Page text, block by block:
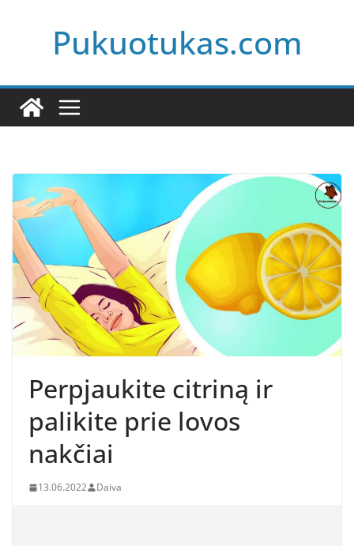
Pukuotukas.com
Perpjaukite citriną ir
palikite prie lovos
nakčiai
13.06.2022 Daiva